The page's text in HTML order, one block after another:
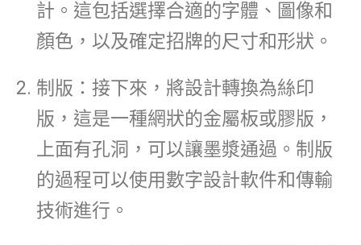
計。這包括選擇合適的字體、圖像和
顏色，以及確定招牌的尺寸和形狀。
制版：接下來，將設計轉換為絲印
版，這是一種網狀的金屬板或膠版，
上面有孔洞，可以讓墨漿通過。制版
的過程可以使用數字設計軟件和傳輸
技術進行。